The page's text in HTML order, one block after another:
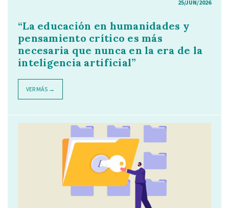
25/JUN/2026
“La educación en humanidades y
pensamiento crítico es más
necesaria que nunca en la era de la
inteligencia artificial”
VER MÁS →